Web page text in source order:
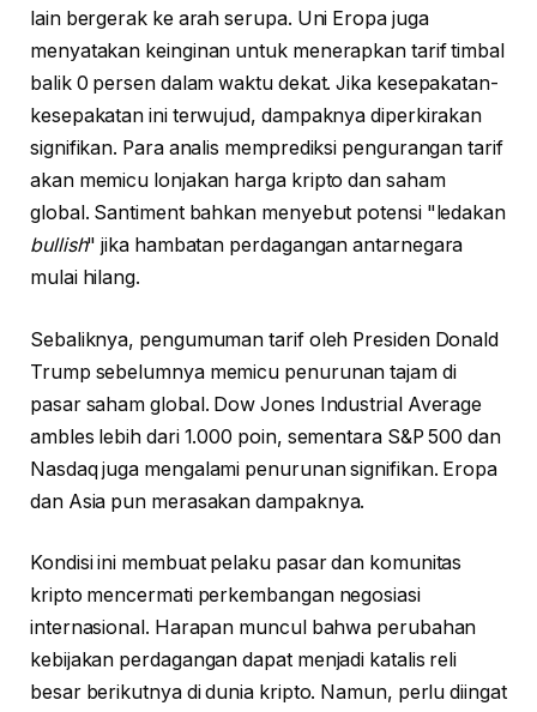
lain bergerak ke arah serupa. Uni Eropa juga
menyatakan keinginan untuk menerapkan tarif timbal
balik 0 persen dalam waktu dekat. Jika kesepakatan-
kesepakatan ini terwujud, dampaknya diperkirakan
signifikan. Para analis memprediksi pengurangan tarif
akan memicu lonjakan harga kripto dan saham
global. Santiment bahkan menyebut potensi "ledakan
bullish" jika hambatan perdagangan antarnegara
mulai hilang.
Sebaliknya, pengumuman tarif oleh Presiden Donald
Trump sebelumnya memicu penurunan tajam di
pasar saham global. Dow Jones Industrial Average
ambles lebih dari 1.000 poin, sementara S&P 500 dan
Nasdaq juga mengalami penurunan signifikan. Eropa
dan Asia pun merasakan dampaknya.
Kondisi ini membuat pelaku pasar dan komunitas
kripto mencermati perkembangan negosiasi
internasional. Harapan muncul bahwa perubahan
kebijakan perdagangan dapat menjadi katalis reli
besar berikutnya di dunia kripto. Namun, perlu diingat